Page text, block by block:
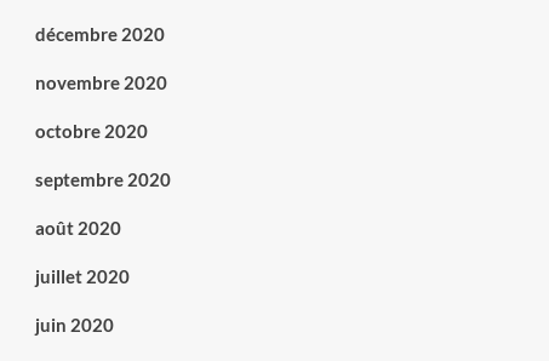
décembre 2020
novembre 2020
octobre 2020
septembre 2020
août 2020
juillet 2020
juin 2020